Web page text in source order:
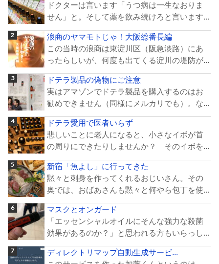
ドクターは言います「うつ病は一生なおりま
せん」と。そして薬を飲み続けろと言います...
浪商のヤマモトじゃ！大阪総番長編
この当時の浪商は東淀川区（阪急淡路）にあ
ったらしいが、何度も出てくる淀川の堤防が...
ドテラ製品の偽物にご注意
実はアマゾンでドテラ製品を購入するのはお
勧めできません（同様にメルカリでも）。な...
ドテラ愛用で医者いらず
悲しいことに老人になると、小さなイボが首
の周りにできたりしませんか？ そのイボを...
新宿「魚よし」に行ってきた
黙々と刺身を作ってくれるおじいさん。その
奥では、おばあさんも黙々と何やら包丁を使...
マスクとオンガード
「エッセンシャルオイルにそんな強力な殺菌
効果があるのか？」と思われる方もいらっし...
ディレクトリマップ自動生成サービ...